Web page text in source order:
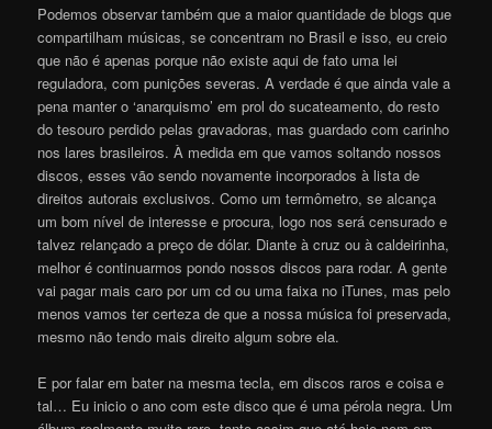
Podemos observar também que a maior quantidade de blogs que
compartilham músicas, se concentram no Brasil e isso, eu creio
que não é apenas porque não existe aqui de fato uma lei
reguladora, com punições severas. A verdade é que ainda vale a
pena manter o ‘anarquismo’ em prol do sucateamento, do resto
do tesouro perdido pelas gravadoras, mas guardado com carinho
nos lares brasileiros. À medida em que vamos soltando nossos
discos, esses vão sendo novamente incorporados à lista de
direitos autorais exclusivos. Como um termômetro, se alcança
um bom nível de interesse e procura, logo nos será censurado e
talvez relançado a preço de dólar. Diante à cruz ou à caldeirinha,
melhor é continuarmos pondo nossos discos para rodar. A gente
vai pagar mais caro por um cd ou uma faixa no iTunes, mas pelo
menos vamos ter certeza de que a nossa música foi preservada,
mesmo não tendo mais direito algum sobre ela.
E por falar em bater na mesma tecla, em discos raros e coisa e
tal… Eu inicio o ano com este disco que é uma pérola negra. Um